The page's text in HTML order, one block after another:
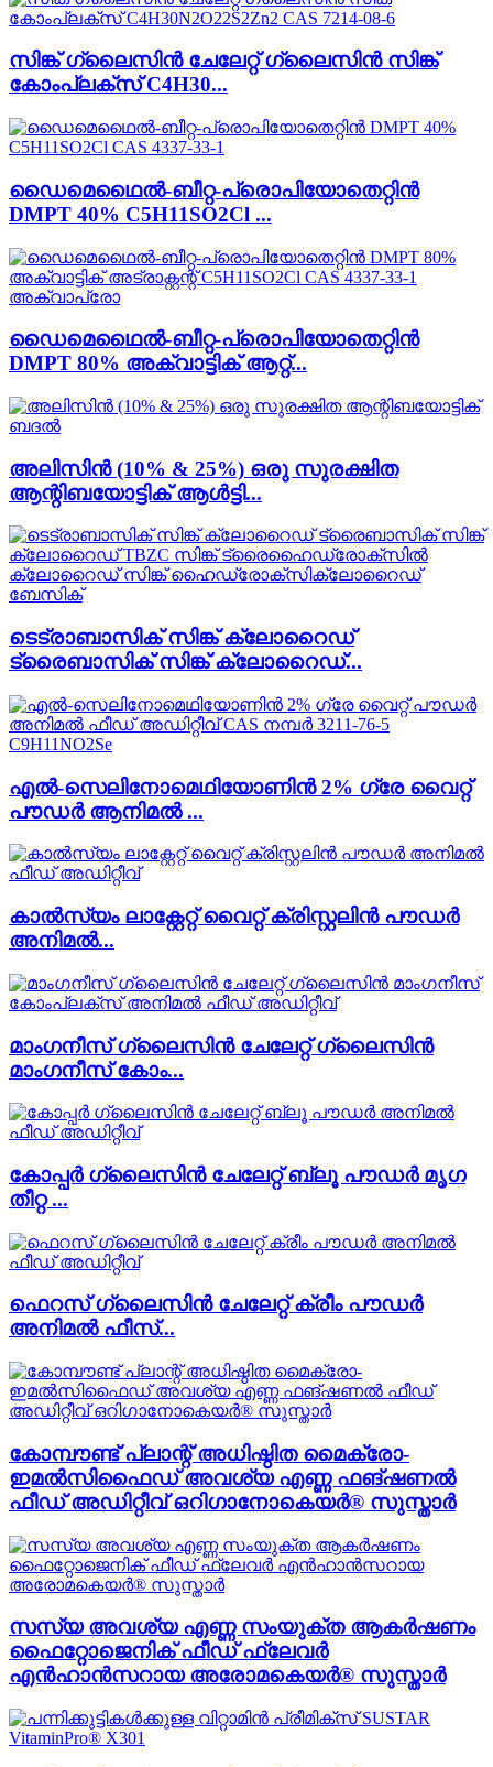
സിങ്ക് ഗ്ലൈസിൻ ചേലേറ്റ് ഗ്ലൈസിൻ സിങ്ക്
കോംപ്ലക്സ് C4H30...
ഡൈമെഥൈൽ-ബീറ്റ-പ്രൊപിയോതെറ്റിൻ
DMPT 40% C5H11SO2Cl ...
ഡൈമെഥൈൽ-ബീറ്റ-പ്രൊപിയോതെറ്റിൻ
DMPT 80% അക്വാട്ടിക് ആറ്റ്...
അലിസിൻ (10% & 25%) ഒരു സുരക്ഷിത
ആന്റിബയോട്ടിക് ആൾട്ടി...
ടെട്രാബാസിക് സിങ്ക് ക്ലോറൈഡ്
ട്രൈബാസിക് സിങ്ക് ക്ലോറൈഡ്...
എൽ-സെലിനോമെഥിയോണിൻ 2% ഗ്രേ വൈറ്റ്
പൗഡർ ആനിമൽ ...
കാൽസ്യം ലാക്റ്റേറ്റ് വൈറ്റ് ക്രിസ്റ്റലിൻ പൗഡർ
അനിമൽ...
മാംഗനീസ് ഗ്ലൈസിൻ ചേലേറ്റ് ഗ്ലൈസിൻ
മാംഗനീസ് കോം...
കോപ്പർ ഗ്ലൈസിൻ ചേലേറ്റ് ബ്ലൂ പൗഡർ മൃഗ
തീറ്റ ...
ഫെറസ് ഗ്ലൈസിൻ ചേലേറ്റ് ക്രീം പൗഡർ
അനിമൽ ഫീസ്...
കോമ്പൗണ്ട് പ്ലാന്റ് അധിഷ്ഠിത മൈക്രോ-
ഇമൽസിഫൈഡ് അവശ്യ എണ്ണ ഫങ്ഷണൽ
ഫീഡ് അഡിറ്റീവ് ഒറിഗാനോകെയർ® സുസ്താർ
സസ്യ അവശ്യ എണ്ണ സംയുക്ത ആകർഷണം
ഫൈറ്റോജെനിക് ഫീഡ് ഫ്ലേവർ
എൻഹാൻസറായ അരോമകെയർ® സുസ്താർ